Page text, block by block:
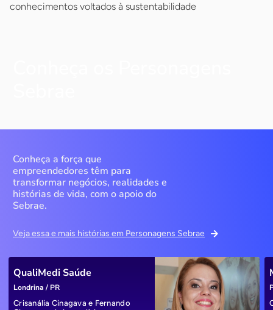
conhecimentos voltados à sustentabilidade
Conheça a força que
empreendedores têm para
transformar negócios, realidades e
histórias de vida, com o apoio do
Sebrae.
Veja essa e mais histórias em Personagens Sebrae
QualiMedi Saúde
Londrina / PR
Crisanália Cinagava e Fernando